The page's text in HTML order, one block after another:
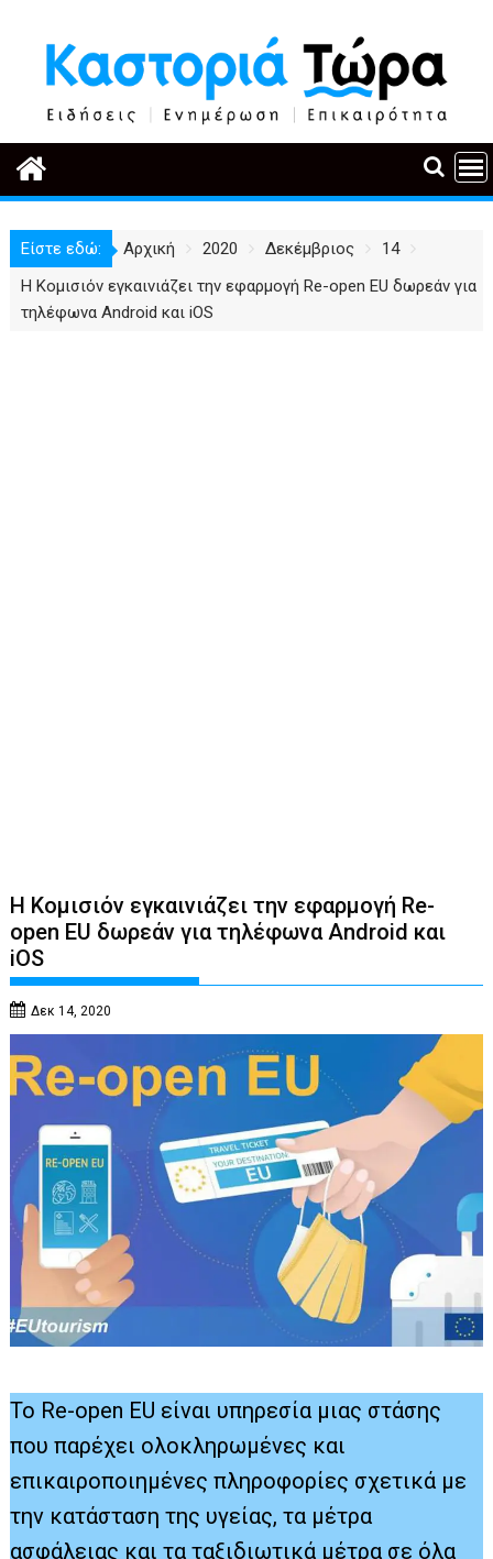
περιεχόμενο
Είστε εδώ: Αρχική 2020 Δεκέμβριος
14
Η Κομισιόν εγκαινιάζει την εφαρμογή Re-open EU δωρεάν για
τηλέφωνα Android και iOS
Η Κομισιόν εγκαινιάζει την εφαρμογή Re-
open EU δωρεάν για τηλέφωνα Android και
iOS
Δεκ 14, 2020
Το Re-open EU είναι υπηρεσία μιας στάσης
που παρέχει ολοκληρωμένες και
επικαιροποιημένες πληροφορίες σχετικά με
την κατάσταση της υγείας, τα μέτρα
ασφάλειας και τα ταξιδιωτικά μέτρα σε όλα